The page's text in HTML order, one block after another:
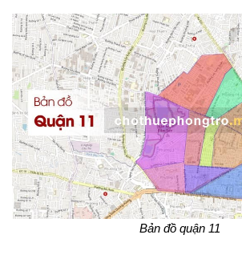
Bản đồ quận 11